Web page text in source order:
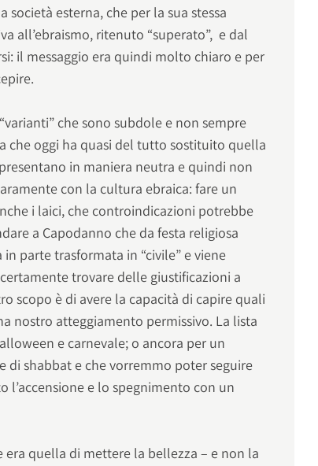
esterna, che per la sua stessa
all’ebraismo, ritenuto “superato”, e dal
il messaggio era quindi molto chiaro e per
che sono subdole e non sempre
oggi ha quasi del tutto sostituito quella
in maniera neutra e quindi non
con la cultura ebraica: fare un
i laici, che controindicazioni potrebbe
a Capodanno che da festa religiosa
parte trasformata in “civile” e viene
trovare delle giustificazioni a
scopo è di avere la capacità di capire quali
nostro atteggiamento permissivo. La lista
e carnevale; o ancora per un
di shabbat e che vorremmo poter seguire
e lo spegnimento con un
quella di mettere la bellezza – e non la